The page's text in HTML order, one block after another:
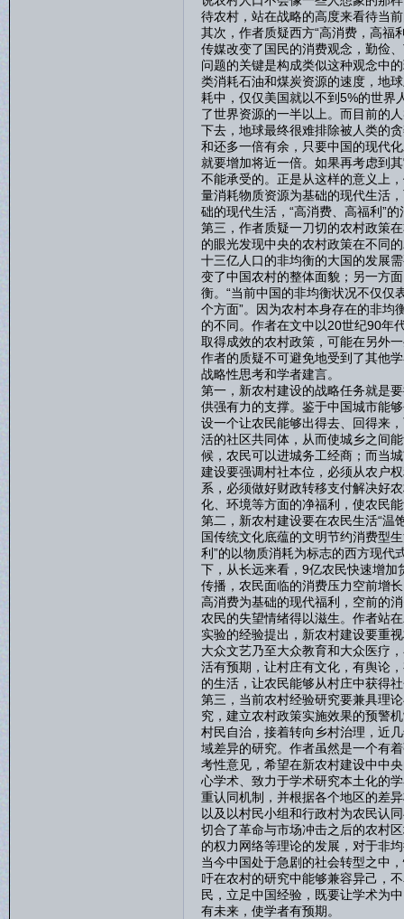
待农村，站在战略的高度来看待当
其次，作者质疑西方“高消费，高福
传媒改变了国民的消费观念，勤俭
问题的关键是构成类似这种观念中
类消耗石油和煤炭资源的速度，地
耗中，仅仅美国就以不到5%的世界
了世界资源的一半以上。而目前的
下去，地球最终很难排除被人类的
和还多一倍有余，只要中国的现代
就要增加将近一倍。如果再考虑到
不能承受的。正是从这样的意义上
量消耗物质资源为基础的现代生活
础的现代生活，“高消费、高福利”
第三，作者质疑一刀切的农村政策
的眼光发现中央的农村政策在不同
十三亿人口的非均衡的大国的发展
变了中国农村的整体面貌；另一方
衡。“当前中国的非均衡状况不仅仅
个方面”。因为农村本身存在的非均
的不同。作者在文中以20世纪90年
取得成效的农村政策，可能在另外
作者的质疑不可避免地受到了其他
战略性思考和学者建言。
第一，新农村建设的战略任务就是
供强有力的支撑。鉴于中国城市能
设一个让农民能够出得去、回得来
活的社区共同体，从而使城乡之间
候，农民可以进城务工经商；而当
建设要强调村社本位，必须从农户
系，必须做好财政转移支付解决好
化、环境等方面的净福利，使农民
第二，新农村建设要在农民生活“温
国传统文化底蕴的文明节约消费型
利”的以物质消耗为标志的西方现代
下，从长远来看，9亿农民快速增
传播，农民面临的消费压力空前增
高消费为基础的现代福利，空前的
农民的失望情绪得以滋生。作者站
实验的经验提出，新农村建设要重
大众文艺乃至大众教育和大众医疗
活有预期，让村庄有文化，有舆论
的生活，让农民能够从村庄中获得
第三，当前农村经验研究要兼具理
究，建立农村政策实施效果的预警
村民自治，接着转向乡村治理，近
域差异的研究。作者虽然是一个有
考性意见，希望在新农村建设中中
心学术、致力于学术研究本土化的
重认同机制，并根据各个地区的差
以及以村民小组和行政村为农民认
切合了革命与市场冲击之后的农村
的权力网络等理论的发展，对于非
当今中国处于急剧的社会转型之中
吁在农村的研究中能够兼容异己，
民，立足中国经验，既要让学术为
有未来，使学者有预期。